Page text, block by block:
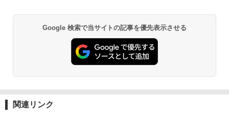
Google 検索で当サイトの記事を優先表示させる
関連リンク